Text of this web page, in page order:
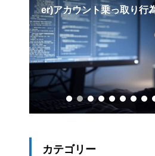
er)アカウント乗っ取り行
さい
カテゴリー